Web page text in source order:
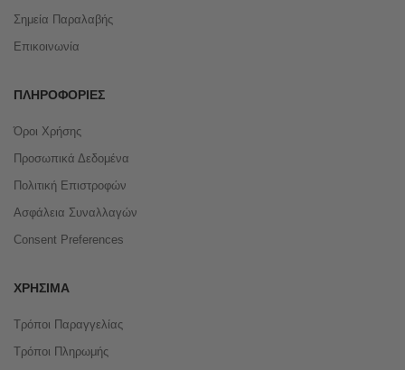
Σημεία Παραλαβής
Επικοινωνία
ΠΛΗΡΟΦΟΡΊΕΣ
Όροι Χρήσης
Προσωπικά Δεδομένα
Πολιτική Επιστροφών
Ασφάλεια Συναλλαγών
Consent Preferences
ΧΡΉΣΙΜΑ
Τρόποι Παραγγελίας
Τρόποι Πληρωμής